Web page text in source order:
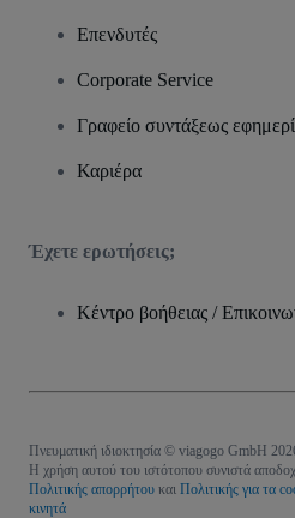
Επενδυτές
Corporate Service
Γραφείο συντάξεως
Καριέρα
Έχετε ερωτήσεις;
Κέντρο βοήθειας /
Πνευματική ιδιοκτησία © viagogo GmbH
Η χρήση αυτού του ιστότοπου συνιστά
Πολιτικής απορρήτου και Πολιτικής για τα
κινητά